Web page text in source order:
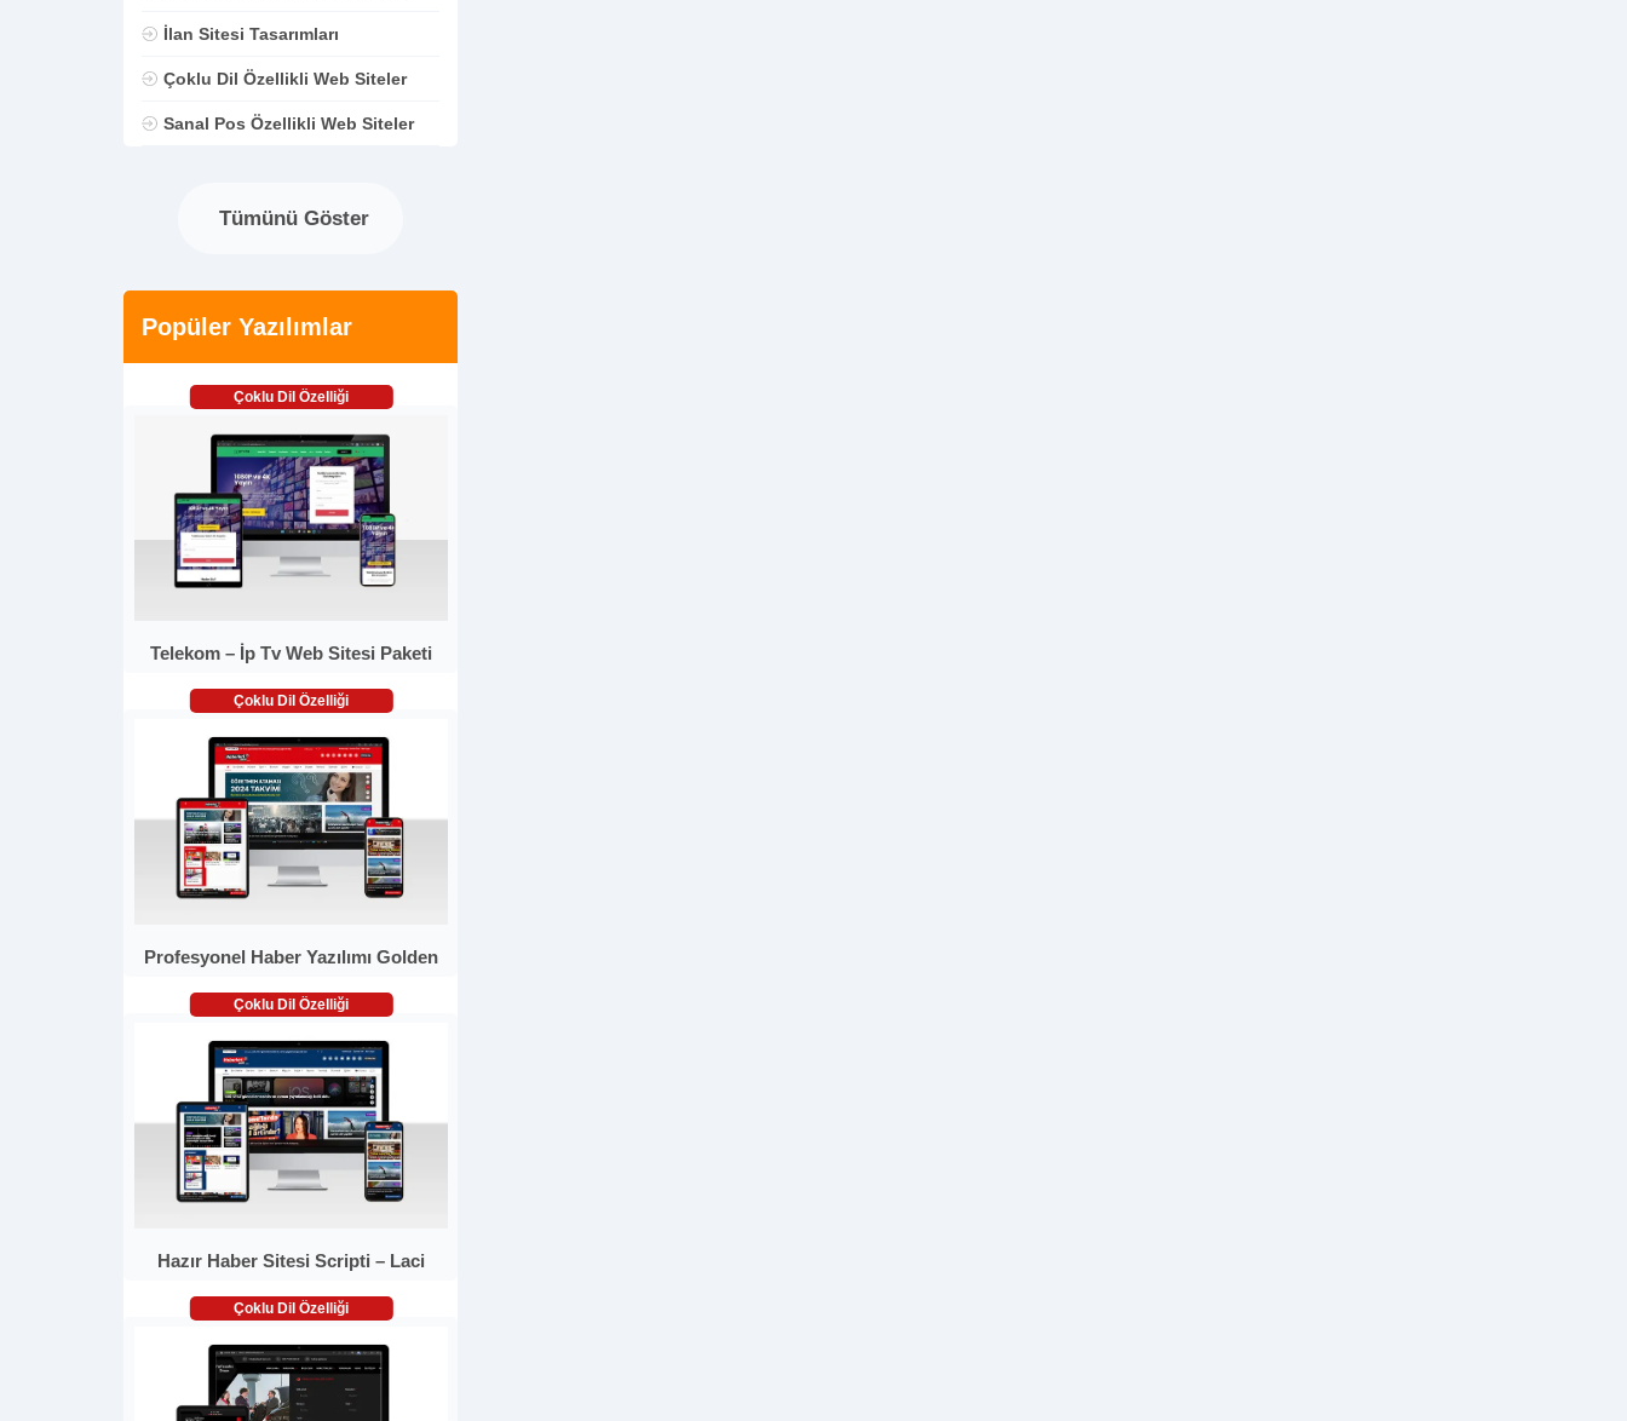
İlan Sitesi Tasarımları
Çoklu Dil Özellikli Web Siteler
Sanal Pos Özellikli Web Siteler
Tümünü Göster
Popüler Yazılımlar
Çoklu Dil Özelliği
Telekom – İp Tv Web Sitesi Paketi
Çoklu Dil Özelliği
Profesyonel Haber Yazılımı Golden
Çoklu Dil Özelliği
Hazır Haber Sitesi Scripti – Laci
Çoklu Dil Özelliği